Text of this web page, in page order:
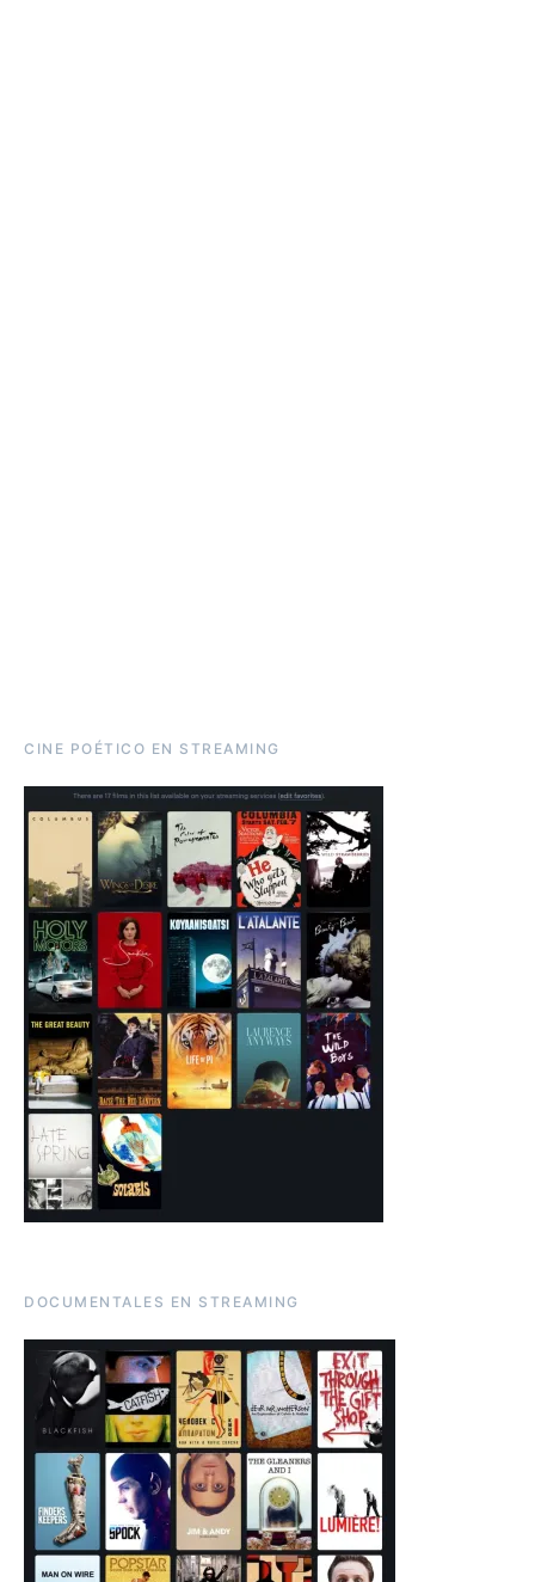
CINE POÉTICO EN STREAMING
DOCUMENTALES EN STREAMING